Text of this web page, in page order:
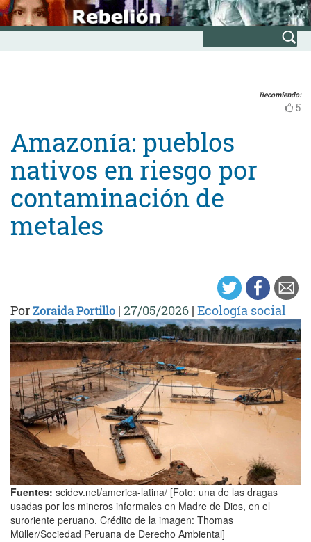
Skip
to
content
INICIO
Avanzada
Recomiendo:
5
Amazonía: pueblos
nativos en riesgo por
contaminación de
metales
PorZoraida Portillo | 27/05/2026 | Ecología social
Fuentes: scidev.net/america-latina/ [Foto: una de las dragas
usadas por los mineros informales en Madre de Dios, en el
suroriente peruano. Crédito de la imagen: Thomas
Müller/Sociedad Peruana de Derecho Ambiental]